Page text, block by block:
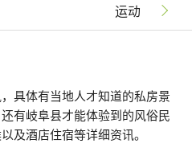
运动
具体有当地人才知道的私房景
有岐阜县才能体验到的风俗民
及酒店住宿等详细资讯。